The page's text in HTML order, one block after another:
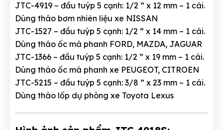
JTC-4919 – đầu tuýp 5 cạnh: 1/2 ” x 12 mm – 1 cái.
Dùng tháo bơm nhiên liệu xe NISSAN
JTC-1527 – đầu tuýp 5 cạnh: 1/2 ” x 14 mm – 1 cái.
Dùng tháo ốc má phanh FORD, MAZDA, JAGUAR
JTC-1366 – đầu tuýp 5 cạnh: 1/2 ” x 19 mm – 1 cái.
Dùng tháo ốc má phanh xe PEUGEOT, CITROEN
JTC-5215 – đầu tuýp 5 cạnh: 3/8 ” x 23 mm – 1 cái.
Dùng tháo lốp dự phòng xe Toyota Lexus